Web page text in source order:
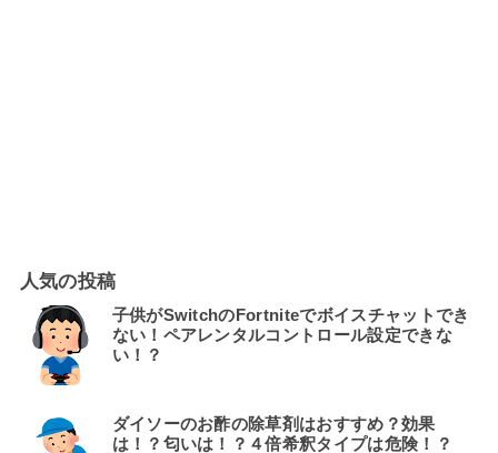
人気の投稿
子供がSwitchのFortniteでボイスチャットでき
ない！ペアレンタルコントロール設定できな
い！？
ダイソーのお酢の除草剤はおすすめ？効果
は！？匂いは！？４倍希釈タイプは危険！？